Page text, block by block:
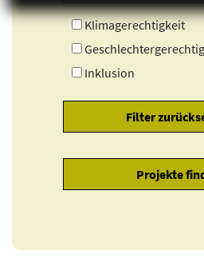
Klimagerechtigkeit
Inklusion